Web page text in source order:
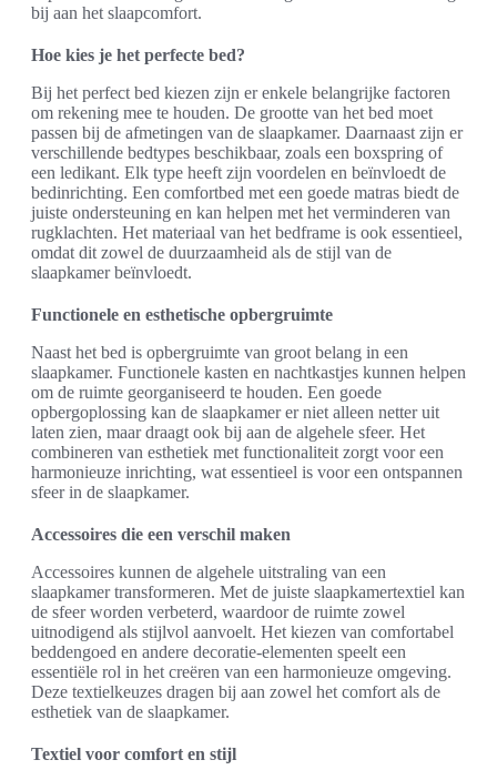
bij aan het slaapcomfort.
Hoe kies je het perfecte bed?
Bij het perfect bed kiezen zijn er enkele belangrijke factoren
om rekening mee te houden. De grootte van het bed moet
passen bij de afmetingen van de slaapkamer. Daarnaast zijn er
verschillende bedtypes beschikbaar, zoals een boxspring of
een ledikant. Elk type heeft zijn voordelen en beïnvloedt de
bedinrichting. Een comfortbed met een goede matras biedt de
juiste ondersteuning en kan helpen met het verminderen van
rugklachten. Het materiaal van het bedframe is ook essentieel,
omdat dit zowel de duurzaamheid als de stijl van de
slaapkamer beïnvloedt.
Functionele en esthetische opbergruimte
Naast het bed is opbergruimte van groot belang in een
slaapkamer. Functionele kasten en nachtkastjes kunnen helpen
om de ruimte georganiseerd te houden. Een goede
opbergoplossing kan de slaapkamer er niet alleen netter uit
laten zien, maar draagt ook bij aan de algehele sfeer. Het
combineren van esthetiek met functionaliteit zorgt voor een
harmonieuze inrichting, wat essentieel is voor een ontspannen
sfeer in de slaapkamer.
Accessoires die een verschil maken
Accessoires kunnen de algehele uitstraling van een
slaapkamer transformeren. Met de juiste slaapkamertextiel kan
de sfeer worden verbeterd, waardoor de ruimte zowel
uitnodigend als stijlvol aanvoelt. Het kiezen van comfortabel
beddengoed en andere decoratie-elementen speelt een
essentiële rol in het creëren van een harmonieuze omgeving.
Deze textielkeuzes dragen bij aan zowel het comfort als de
esthetiek van de slaapkamer.
Textiel voor comfort en stijl